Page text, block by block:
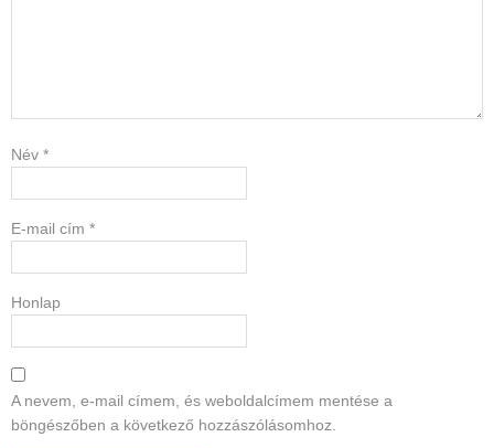
Név *
E-mail cím *
Honlap
A nevem, e-mail címem, és weboldalcímem mentése a
böngészőben a következő hozzászólásomhoz.